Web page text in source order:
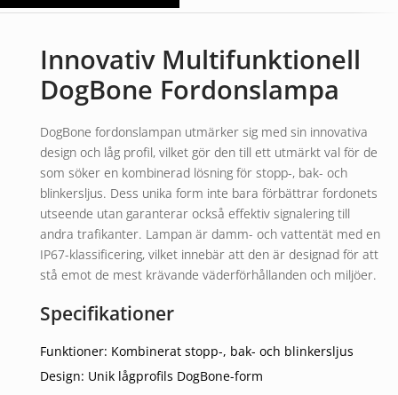
Innovativ Multifunktionell
DogBone Fordonslampa
DogBone fordonslampan utmärker sig med sin innovativa
design och låg profil, vilket gör den till ett utmärkt val för de
som söker en kombinerad lösning för stopp-, bak- och
blinkersljus. Dess unika form inte bara förbättrar fordonets
utseende utan garanterar också effektiv signalering till
andra trafikanter. Lampan är damm- och vattentät med en
IP67-klassificering, vilket innebär att den är designad för att
stå emot de mest krävande väderförhållanden och miljöer.
Specifikationer
Funktioner: Kombinerat stopp-, bak- och blinkersljus
Design: Unik lågprofils DogBone-form